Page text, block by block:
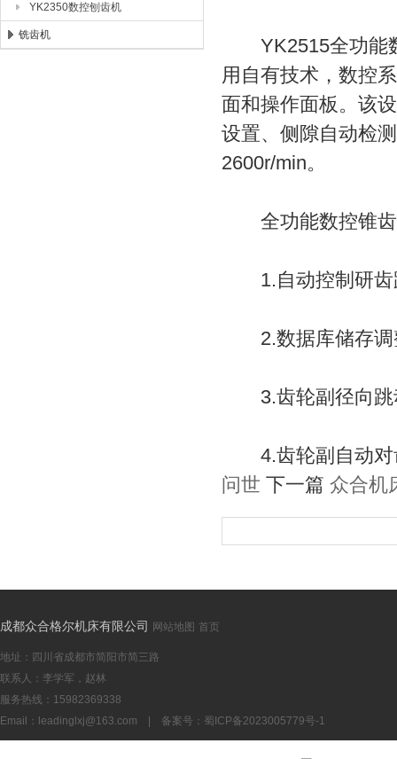
YK2350数控刨齿机
铣齿机
YK2515全功能数
用自有技术，数控
面和操作面板。该
设置、侧隙自动检
2600r/min。
全功能数控锥齿
1.自动控制研齿
2.数据库储存调
3.齿轮副径向跳
4.齿轮副自动对
问世 下一篇 众合机
成都众合格尔机床有限公司 网站地图 首页
地址：四川省成都市简阳市简三路
联系人：李学军，赵林
服务热线：15982369338
Email： leadinglxj@163.com 备案号：蜀ICP备2023005779号-1